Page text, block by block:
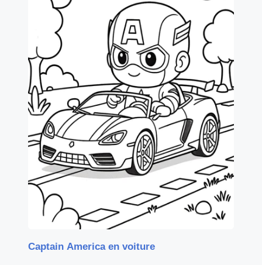
Captain America en voiture